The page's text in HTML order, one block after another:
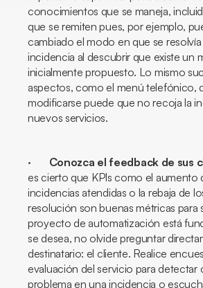
conocimientos que se maneja,
que se remiten pues, por ejemplo,
cambiado el modo en que se
incidencia al descubrir que existe un
inicialmente propuesto. Lo mismo
aspectos, como el menú telefónico,
modificarse puede que no recoja la
nuevos servicios.
· Conozca elfeedbackde sus
es cierto que KPIs como el aumento
incidencias atendidas o la rebaja de
resolución son buenas métricas para
proyecto de automatización está
se desea, no olvide preguntar
destinatario: el cliente. Realice
evaluación del servicio para detectar
problema en una incidencia o